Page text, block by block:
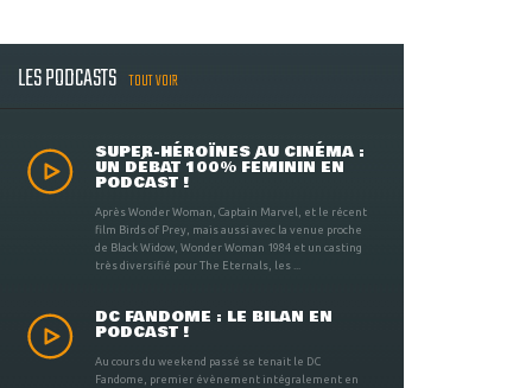
LES PODCASTS TOUT VOIR
SUPER-HÉROÏNES AU CINÉMA :
UN DÉBAT 100% FÉMININ EN
PODCAST !
Après Wonder Woman, Captain Marvel, et le récent
film Birds of Prey, mais aussi avec la venue proche
de Black Widow, Wonder Woman 1984 et un casting
très diversifié pour The Eternals, les ...
DC FANDOME : LE BILAN EN
PODCAST !
Au cours du weekend passé se tenait le DC
Fandome, premier évènement intégralement en